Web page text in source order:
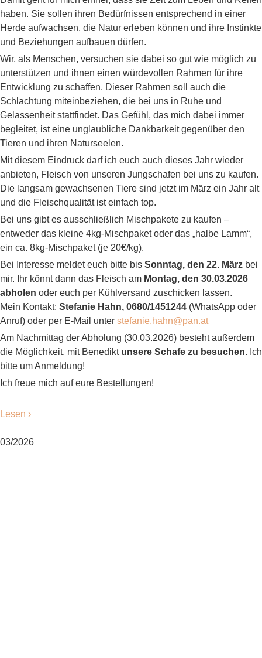
haben. Sie sollen ihren Bedürfnissen entsprechend in einer
Herde aufwachsen, die Natur erleben können und ihre Instinkte
und Beziehungen aufbauen dürfen.
Wir, als Menschen, versuchen sie dabei so gut wie möglich zu
unterstützen und ihnen einen würdevollen Rahmen für ihre
Entwicklung zu schaffen. Dieser Rahmen soll auch die
Schlachtung miteinbeziehen, die bei uns in Ruhe und
Gelassenheit stattfindet. Das Gefühl, das mich dabei immer
begleitet, ist eine unglaubliche Dankbarkeit gegenüber den
Tieren und ihren Naturseelen.
Mit diesem Eindruck darf ich euch auch dieses Jahr wieder
anbieten, Fleisch von unseren Jungschafen bei uns zu kaufen.
Die langsam gewachsenen Tiere sind jetzt im März ein Jahr alt
und die Fleischqualität ist einfach top.
Bei uns gibt es ausschließlich Mischpakete zu kaufen –
entweder das kleine 4kg-Mischpaket oder das „halbe Lamm“,
ein ca. 8kg-Mischpaket (je 20€/kg).
Bei Interesse meldet euch bitte bis Sonntag, den 22. März bei
mir. Ihr könnt dann das Fleisch am Montag, den 30.03.2026
abholen oder euch per Kühlversand zuschicken lassen.
Mein Kontakt: Stefanie Hahn, 0680/1451244 (WhatsApp oder
Anruf) oder per E-Mail unter stefanie.hahn@pan.at
Am Nachmittag der Abholung (30.03.2026) besteht außerdem
die Möglichkeit, mit Benedikt unsere Schafe zu besuchen. Ich
bitte um Anmeldung!
Ich freue mich auf eure Bestellungen!
Lesen ›
03/2026